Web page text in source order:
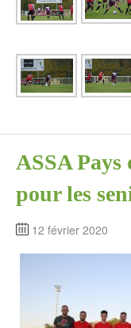
ASSA
pour les
12 février 2020